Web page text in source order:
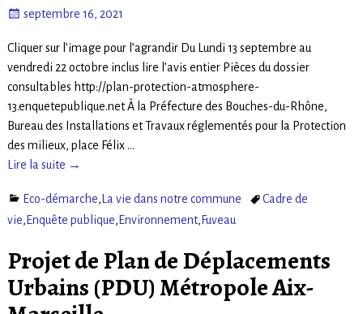
septembre 16, 2021
Cliquer sur l’image pour l’agrandir Du Lundi 13 septembre au
vendredi 22 octobre inclus lire l’avis entier Pièces du dossier
consultables http://plan-protection-atmosphere-
13.enquetepublique.net À la Préfecture des Bouches-du-Rhône,
Bureau des Installations et Travaux réglementés pour la Protection
des milieux, place Félix…
Lire la suite →
Eco-démarche, La vie dans notre commune
Cadre de
vie,Enquête publique,Environnement,Fuveau
Projet de Plan de Déplacements
Urbains (PDU) Métropole Aix-